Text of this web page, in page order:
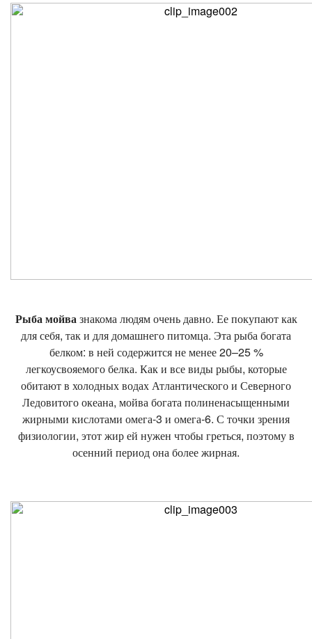
Рыба мойвазнакома людям очень давно. Ее покупают как
для себя, так и для домашнего питомца. Эта рыба богата
белком: в ней содержится не менее 20–25 %
легкоусвояемого белка. Как и все виды рыбы, которые
обитают в холодных водах Атлантического и Северного
Ледовитого океана, мойва богата полиненасыщенными
жирными кислотами омега-3 и омега-6. С точки зрения
физиологии, этот жир ей нужен чтобы греться, поэтому в
осенний период она более жирная.